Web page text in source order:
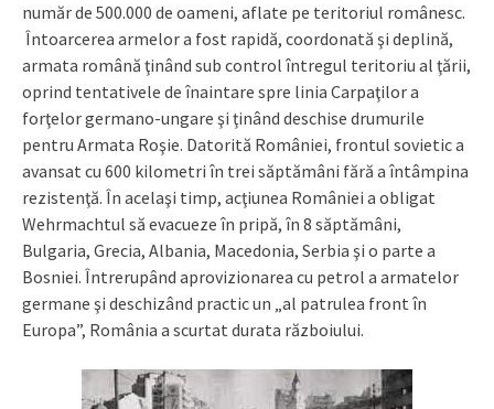
număr de 500.000 de oameni, aflate pe teritoriul românesc.
Întoarcerea armelor a fost rapidă, coordonată şi deplină,
armata română ţinând sub control întregul teritoriu al ţării,
oprind tentativele de înaintare spre linia Carpaţilor a
forţelor germano-ungare şi ţinând deschise drumurile
pentru Armata Roşie. Datorită României, frontul sovietic a
avansat cu 600 kilometri în trei săptămâni fără a întâmpina
rezistenţă. În acelaşi timp, acţiunea României a obligat
Wehrmachtul să evacueze în pripă, în 8 săptămâni,
Bulgaria, Grecia, Albania, Macedonia, Serbia şi o parte a
Bosniei. Întrerupând aprovizionarea cu petrol a armatelor
germane şi deschizând practic un „al patrulea front în
Europa”, România a scurtat durata războiului.